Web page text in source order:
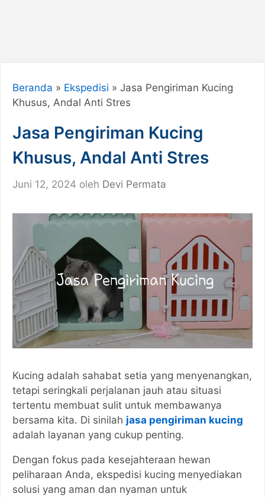
Beranda » Ekspedisi » Jasa Pengiriman Kucing
Khusus, Andal Anti Stres
Jasa Pengiriman Kucing
Khusus, Andal Anti Stres
Juni 12, 2024 oleh Devi Permata
Kucing adalah sahabat setia yang menyenangkan,
tetapi seringkali perjalanan jauh atau situasi
tertentu membuat sulit untuk membawanya
bersama kita. Di sinilah jasa pengiriman kucing
adalah layanan yang cukup penting.
Dengan fokus pada kesejahteraan hewan
peliharaan Anda, ekspedisi kucing menyediakan
solusi yang aman dan nyaman untuk